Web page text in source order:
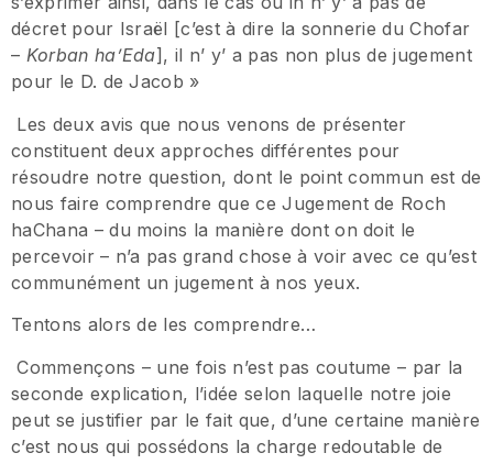
décret pour Israël [c’est à dire la sonnerie du Chofar
– Korban ha’Eda], il n’ y’ a pas non plus de jugement
pour le D. de Jacob »
Les deux avis que nous venons de présenter
constituent deux approches différentes pour
résoudre notre question, dont le point commun est de
nous faire comprendre que ce Jugement de Roch
haChana – du moins la manière dont on doit le
percevoir – n’a pas grand chose à voir avec ce qu’est
communément un jugement à nos yeux.
Tentons alors de les comprendre…
Commençons – une fois n’est pas coutume – par la
seconde explication, l’idée selon laquelle notre joie
peut se justifier par le fait que, d’une certaine manière
c’est nous qui possédons la charge redoutable de